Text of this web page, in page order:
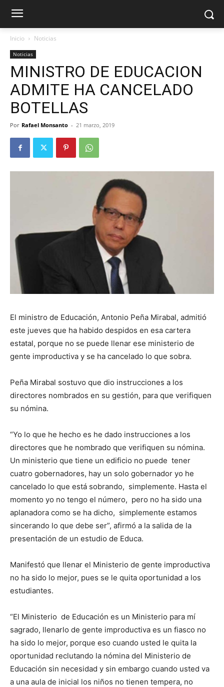
Inicio Noticias
Noticias
MINISTRO DE EDUCACION
ADMITE HA CANCELADO
BOTELLAS
Por Rafael Monsanto - 21 marzo, 2019
El ministro de Educación, Antonio Peña Mirabal, admitió
este jueves que ha habido despidos en esa cartera
estatal, porque no se puede llenar ese ministerio de
gente improductiva y se ha cancelado lo que sobra.
Peña Mirabal sostuvo que dio instrucciones a los
directores nombrados en su gestión, para que verifiquen
su nómina.
“Yo lo que he hecho es he dado instrucciones a los
directores que he nombrado que verifiquen su nómina.
Un ministerio que tiene un edificio no puede tener
cuatro gobernadores, hay un solo gobernador yo he
cancelado lo que está sobrando, simplemente. Hasta el
momento yo no tengo el número, pero no ha sido una
aplanadora como se ha dicho, simplemente estamos
sincerando lo que debe ser”, afirmó a la salida de la
presentación de un estudio de Educa.
Manifestó que llenar el Ministerio de gente improductiva
no ha sido lo mejor, pues se le quita oportunidad a los
estudiantes.
“El Ministerio de Educación es un Ministerio para mí
sagrado, llenarlo de gente improductiva es un fiasco no
ha sido lo mejor, porque eso cuando usted le quita la
oportunidad reclutando la nómina del Ministerio de
Educación sin necesidad y sin embargo cuando usted va
a una aula de inicial los niños no tienen tempera, no